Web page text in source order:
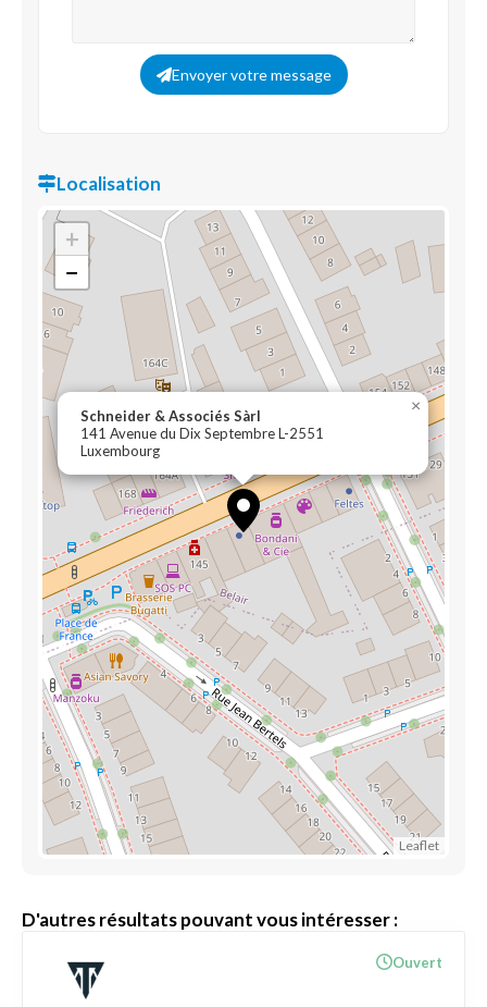
Envoyer votre message
Localisation
Schneider & Associés Sàrl
141 Avenue du Dix Septembre L-2551
Luxembourg
×
+
−
Leaflet
D'autres résultats pouvant vous intéresser :
Ouvert